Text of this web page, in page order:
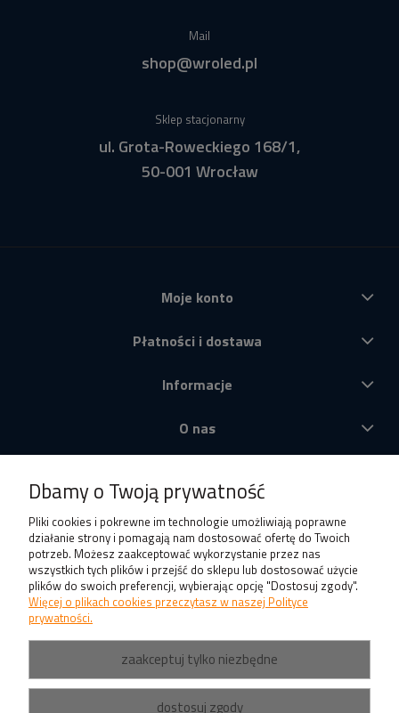
Mail
shop@wroled.pl
Sklep stacjonarny
ul. Grota-Roweckiego 168/1,
50-001 Wrocław
Moje konto
Płatności i dostawa
Informacje
O nas
Dbamy o Twoją prywatność
Pliki cookies i pokrewne im technologie umożliwiają poprawne
działanie strony i pomagają nam dostosować ofertę do Twoich
potrzeb. Możesz zaakceptować wykorzystanie przez nas
wszystkich tych plików i przejść do sklepu lub dostosować użycie
plików do swoich preferencji, wybierając opcję "Dostosuj zgody".
Więcej o plikach cookies przeczytasz w naszej Polityce
prywatności.
zaakceptuj tylko niezbędne
dostosuj zgody